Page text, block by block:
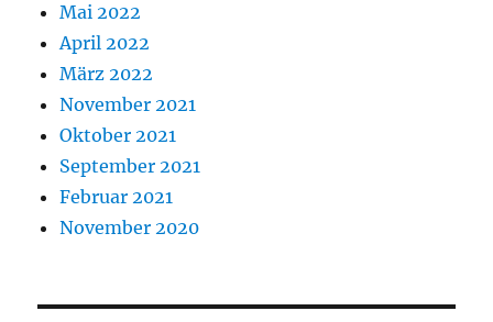
Mai 2022
April 2022
März 2022
November 2021
Oktober 2021
September 2021
Februar 2021
November 2020